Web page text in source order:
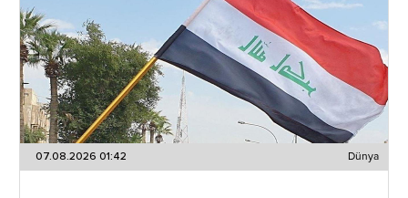
07.08.2026 01:42 Dünya